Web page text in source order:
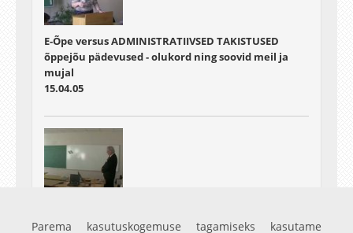
E-Õpe versus ADMINISTRATIIVSED TAKISTUSED
õppejõu pädevused - olukord ning soovid meil ja
mujal
15.04.05
laborid-mis need on ja kuidas kasutada
Parema kasutuskogemuse tagamiseks kasutame